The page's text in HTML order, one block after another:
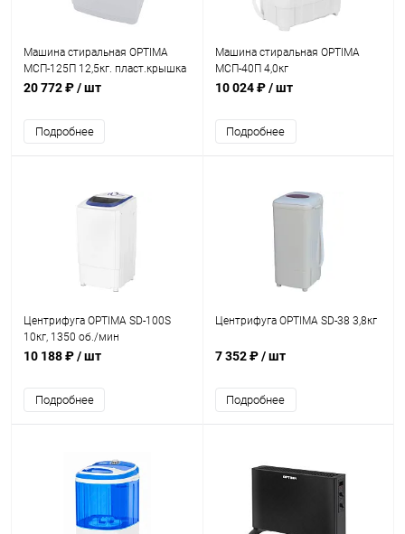
Машина стиральная OPTIMA
МСП-125П 12,5кг. пласт.крышка
20 772 ₽/ шт
Подробнее
Машина стиральная OPTIMA
МСП-40П 4,0кг
10 024 ₽/ шт
Подробнее
Центрифуга OPTIMA SD-100S
10кг, 1350 об./мин
10 188 ₽/ шт
Подробнее
Центрифуга OPTIMA SD-38 3,8кг
7 352 ₽/ шт
Подробнее